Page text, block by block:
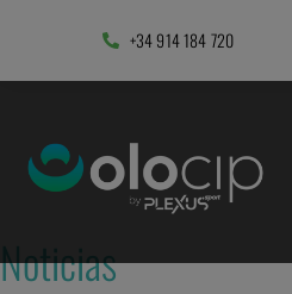
+34 914 184 720
Noticias